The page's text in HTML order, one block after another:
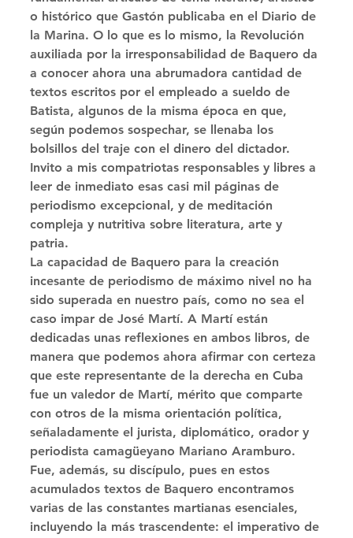
o histórico que Gastón publicaba en el Diario de
la Marina. O lo que es lo mismo, la Revolución
auxiliada por la irresponsabilidad de Baquero da
a conocer ahora una abrumadora cantidad de
textos escritos por el empleado a sueldo de
Batista, algunos de la misma época en que,
según podemos sospechar, se llenaba los
bolsillos del traje con el dinero del dictador.
Invito a mis compatriotas responsables y libres a
leer de inmediato esas casi mil páginas de
periodismo excepcional, y de meditación
compleja y nutritiva sobre literatura, arte y
patria.
La capacidad de Baquero para la creación
incesante de periodismo de máximo nivel no ha
sido superada en nuestro país, como no sea el
caso impar de José Martí. A Martí están
dedicadas unas reflexiones en ambos libros, de
manera que podemos ahora afirmar con certeza
que este representante de la derecha en Cuba
fue un valedor de Martí, mérito que comparte
con otros de la misma orientación política,
señaladamente el jurista, diplomático, orador y
periodista camagüeyano Mariano Aramburo.
Fue, además, su discípulo, pues en estos
acumulados textos de Baquero encontramos
varias de las constantes martianas esenciales,
incluyendo la más trascendente: el imperativo de